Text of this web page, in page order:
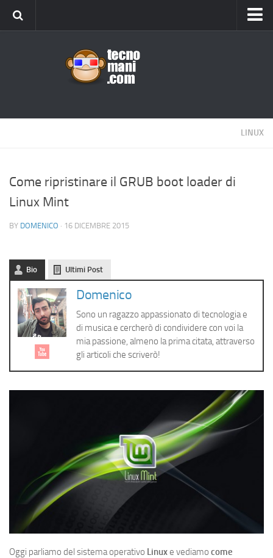
Cellulari
Gadget
Recensioni
Privacy
Cerca
LINUX
Come ripristinare il GRUB boot loader di
Linux Mint
BY DOMENICO · 16 DICEMBRE 2015
Bio Ultimi Post
Domenico
Sono un ragazzo appassionato di tecnologia e
di musica e cercherò di condividere con voi la
mia passione, almeno la prima citata, attraverso
gli articoli che scriverò!
Oggi parliamo del sistema operativo Linuxe vediamo come